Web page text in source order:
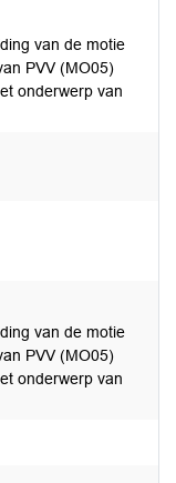
van de motie
PVV (MO05)
onderwerp van
van de motie
PVV (MO05)
onderwerp van